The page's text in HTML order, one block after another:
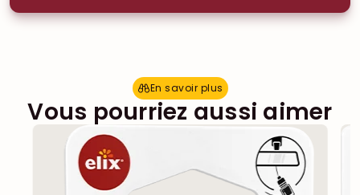
En savoir plus
En savoir plus
Vous pourriez aussi aimer